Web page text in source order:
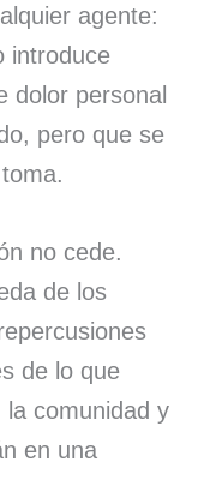
agente:
introduce
dolor personal
pero que se
no cede.
de los
de lo que
comunidad y
en una